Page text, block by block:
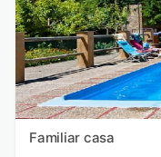
Familiar casa